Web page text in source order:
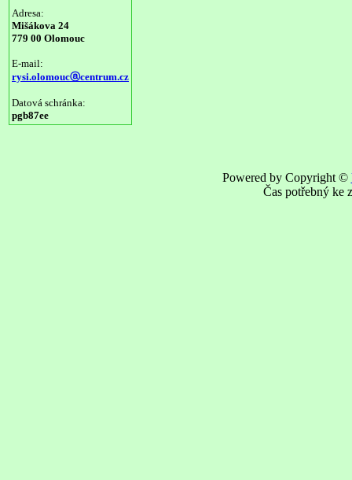
Adresa:
Mišákova 24
779 00 Olomouc
E-mail:
rysi.olomoucⓐcentrum.cz
Datová schránka:
pgb87ee
Powered by Copyright ©
Čas potřebný ke